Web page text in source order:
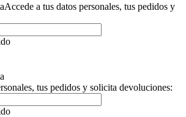
Accede a tus datos personales, tus pedidos y
tus pedidos y solicita devoluciones: